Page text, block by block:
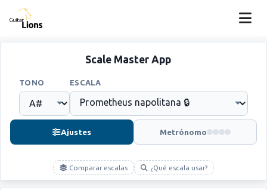
Scale Master App
TONO ESCALA
Ajustes Metrónomo
Comparar escalas ¿Qué escala usar?